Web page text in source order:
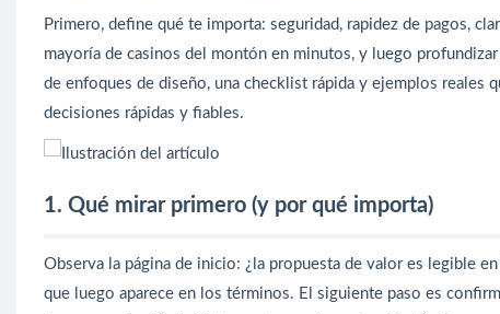
Primero, define qué te importa: seguridad, rapidez de pagos,
mayoría de casinos del montón en minutos, y luego
de enfoques de diseño, una checklist rápida y ejemplos reales
decisiones rápidas y fiables.
1. Qué mirar primero (y por qué importa)
Observa la página de inicio: ¿la propuesta de valor es legible
que luego aparece en los términos. El siguiente paso es